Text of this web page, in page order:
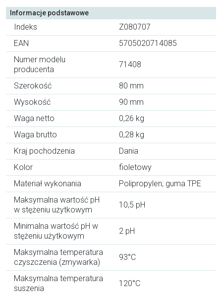
Informacje podstawowe
Indeks
Z080707
EAN
5705020714085
Numer modelu
producenta
71408
Szerokość
80 mm
Wysokość
90 mm
Waga netto
0,26 kg
Waga brutto
0,28 kg
Kraj pochodzenia
Dania
Kolor
fioletowy
Materiał wykonania
Polipropylen; guma TPE
Maksymalna wartość pH
w stężeniu użytkowym
10,5 pH
Minimalna wartość pH w
stężeniu użytkowym
2 pH
Maksymalna temperatura
czyszczenia (zmywarka)
93°C
Maksymalna temperatura
suszenia
120°C